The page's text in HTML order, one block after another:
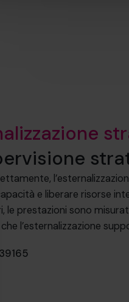
e liberare risorse
le prestazioni sono
l’esternalizzazione